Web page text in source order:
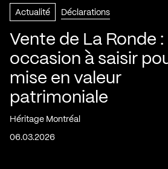
Actualité Déclarations
Vente de La Ronde :
occasion à saisir
mise en valeur
patrimoniale
Héritage Montréal
06.03.2026